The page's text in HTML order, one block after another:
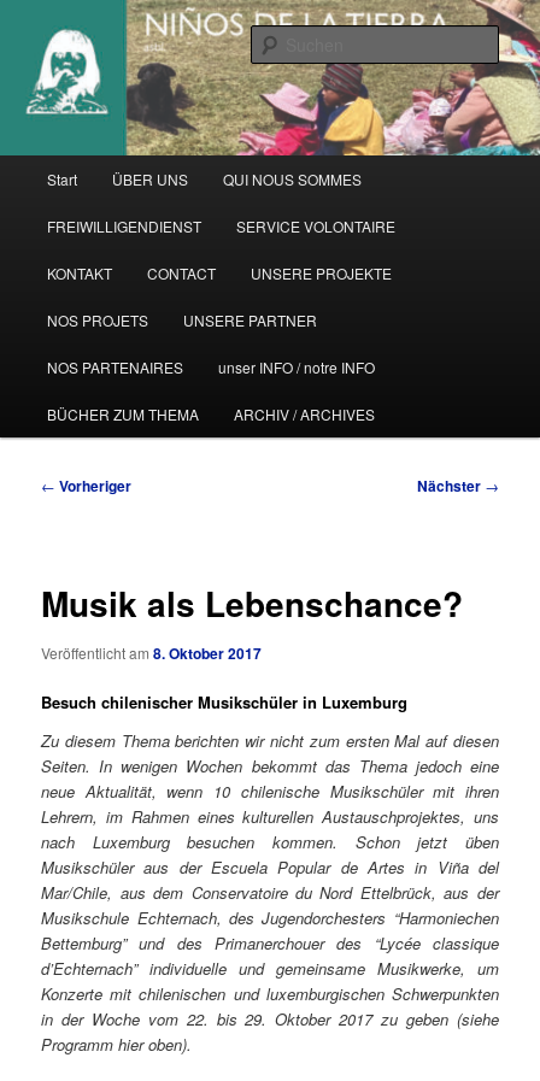
primären
Inhalt
springen
Start ÜBER UNS QUI NOUS SOMMES
FREIWILLIGENDIENST SERVICE VOLONTAIRE
KONTAKT CONTACT UNSERE PROJEKTE
NOS PROJETS UNSERE PARTNER
NOS PARTENAIRES unser INFO / notre INFO
BÜCHER ZUM THEMA ARCHIV / ARCHIVES
Beitragsnavigation
← Vorheriger Nächster →
Musik als Lebenschance?
Veröffentlicht am8. Oktober 2017
Besuch chilenischer Musikschüler in Luxemburg
Zu diesem Thema berichten wir nicht zum ersten Mal auf diesen
Seiten. In wenigen Wochen bekommt das Thema jedoch eine
neue Aktualität, wenn 10 chilenische Musikschüler mit ihren
Lehrern, im Rahmen eines kulturellen Austauschprojektes, uns
nach Luxemburg besuchen kommen. Schon jetzt üben
Musikschüler aus der Escuela Popular de Artes in Viña del
Mar/Chile, aus dem Conservatoire du Nord Ettelbrück, aus der
Musikschule Echternach, des Jugendorchesters “Harmoniechen
Bettemburg” und des Primanerchouer des “Lycée classique
d’Echternach” individuelle und gemeinsame Musikwerke, um
Konzerte mit chilenischen und luxemburgischen Schwerpunkten
in der Woche vom 22. bis 29. Oktober 2017 zu geben (siehe
Programm hier oben).